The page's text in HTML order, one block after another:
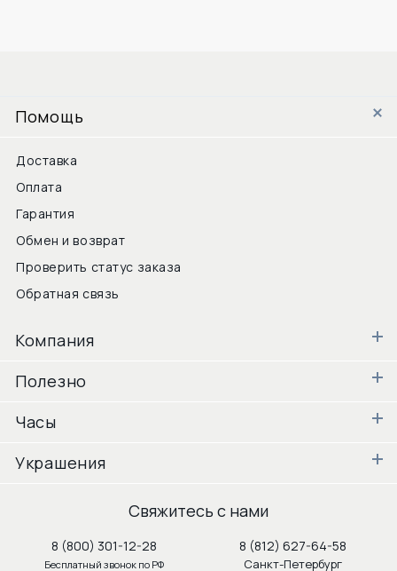
Помощь
Доставка
Оплата
Гарантия
Обмен и возврат
Проверить статус заказа
Обратная связь
Компания
Полезно
Часы
Украшения
Свяжитесь с нами
8 (800) 301-12-28
Бесплатный звонок по РФ
8 (812) 627-64-58
Санкт-Петербург